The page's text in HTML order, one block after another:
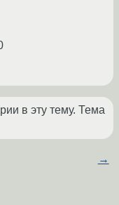
в эту тему. Тема
→